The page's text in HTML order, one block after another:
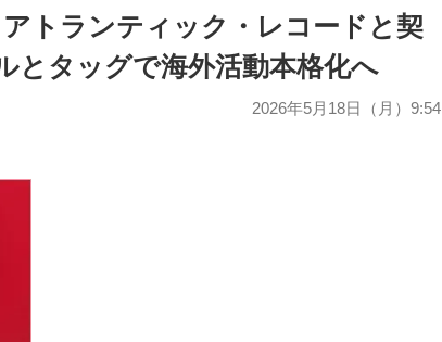
トランティック・レコードと契
とタッグで海外活動本格化へ
2026年5月18日（月）9:54